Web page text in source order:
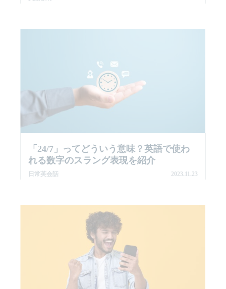
「24/7」ってどういう意味？英語で使わ
れる数字のスラング表現を紹介
日常英会話 2023.11.23